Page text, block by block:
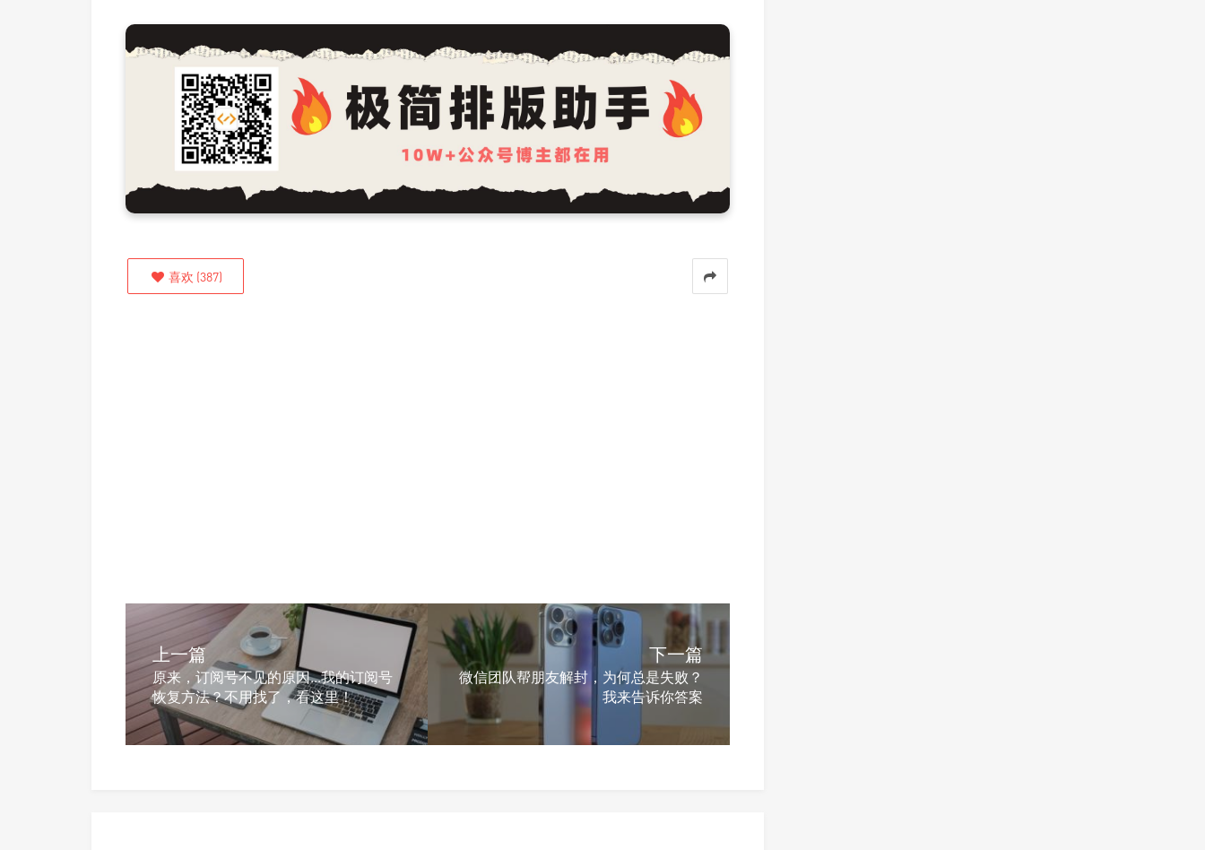
喜欢 (387)
上一篇
原来，订阅号不见的原因...我的订阅号
恢复方法？不用找了，看这里！
下一篇
微信团队帮朋友解封，为何总是失败？
我来告诉你答案